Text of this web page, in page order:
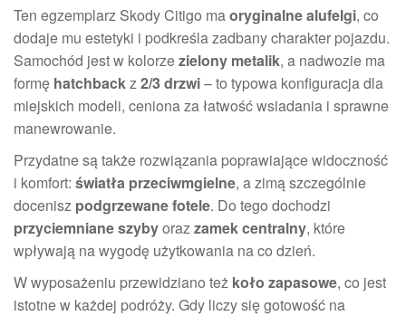
Ten egzemplarz Skody Citigo maoryginalne alufelgi, co
dodaje mu estetyki i podkreśla zadbany charakter pojazdu.
Samochód jest w kolorzezielony metalik, a nadwozie ma
formę hatchbackz2/3 drzwi– to typowa konfiguracja dla
miejskich modeli, ceniona za łatwość wsiadania i sprawne
manewrowanie.
Przydatne są także rozwiązania poprawiające widoczność
i komfort: światła przeciwmgielne, a zimą szczególnie
docenisz podgrzewane fotele. Do tego dochodzi
przyciemniane szybyorazzamek centralny, które
wpływają na wygodę użytkowania na co dzień.
W wyposażeniu przewidziano też koło zapasowe, co jest
istotne w każdej podróży. Gdy liczy się gotowość na